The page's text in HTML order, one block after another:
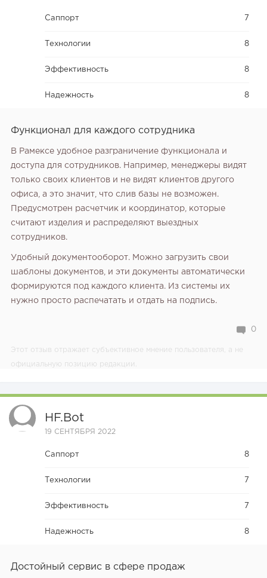
Саппорт 7
Технологии 8
Эффективность 8
Надежность 8
Функционал для каждого сотрудника
В Рамексе удобное разграничение функционала и
доступа для сотрудников. Например, менеджеры видят
только своих клиентов и не видят клиентов другого
офиса, а это значит, что слив базы не возможен.
Предусмотрен расчетчик и координатор, которые
считают изделия и распределяют выездных
сотрудников.
Удобный документооборот. Можно загрузить свои
шаблоны документов, и эти документы автоматически
формируются под каждого клиента. Из системы их
нужно просто распечатать и отдать на подпись.
0
Этот отзыв отражает субъективное мнение пользователя, а не
официальную позицию редакции.
HF.bot
19 СЕНТЯБРЯ 2022
Саппорт 8
Технологии 7
Эффективность 7
Надежность 8
Достойный сервис в сфере продаж